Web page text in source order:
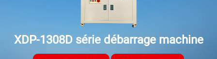
XDP-1308D série débarrage machine